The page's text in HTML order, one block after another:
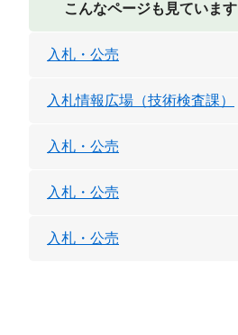
こんなページも見ています
入札・公売
入札情報広場（技術検査課）
入札・公売
入札・公売
入札・公売